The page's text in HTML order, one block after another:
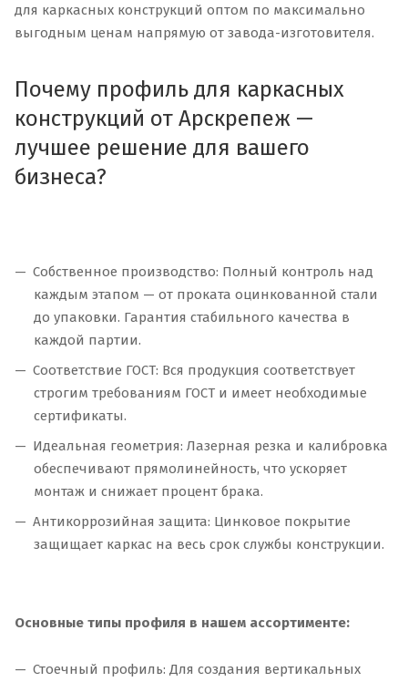
для каркасных конструкций оптом по максимально
выгодным ценам напрямую от завода-изготовителя.
Почему профиль для каркасных
конструкций от Арскрепеж —
лучшее решение для вашего
бизнеса?
Собственное производство: Полный контроль над
каждым этапом — от проката оцинкованной стали
до упаковки. Гарантия стабильного качества в
каждой партии.
Соответствие ГОСТ: Вся продукция соответствует
строгим требованиям ГОСТ и имеет необходимые
сертификаты.
Идеальная геометрия: Лазерная резка и калибровка
обеспечивают прямолинейность, что ускоряет
монтаж и снижает процент брака.
Антикоррозийная защита: Цинковое покрытие
защищает каркас на весь срок службы конструкции.
Основные типы профиля в нашем ассортименте:
Стоечный профиль: Для создания вертикальных